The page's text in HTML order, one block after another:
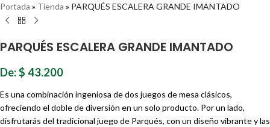
Portada » Tienda » PARQUÉS ESCALERA GRANDE IMANTADO
PARQUÉS ESCALERA GRANDE IMANTADO
De:$ 43.200
Es una combinación ingeniosa de dos juegos de mesa clásicos,
ofreciendo el doble de diversión en un solo producto. Por un lado,
disfrutarás del tradicional juego de Parqués, con un diseño vibrante y las